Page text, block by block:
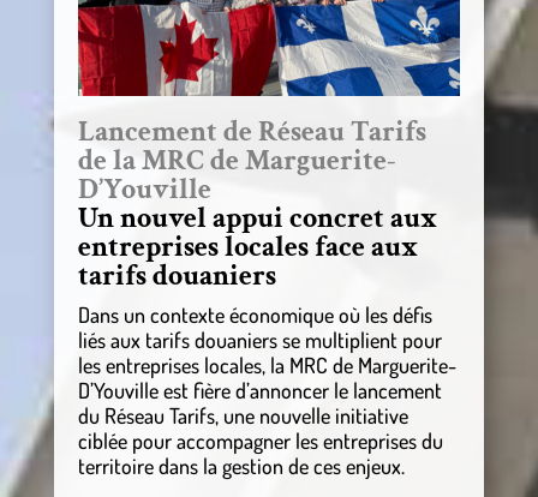
Lancement de Réseau Tarifs
de la MRC de Marguerite-
D’Youville
Un nouvel appui concret aux
entreprises locales face aux
tarifs douaniers
Dans un contexte économique où les défis
liés aux tarifs douaniers se multiplient pour
les entreprises locales, la MRC de Marguerite-
D’Youville est fière d’annoncer le lancement
du Réseau Tarifs, une nouvelle initiative
ciblée pour accompagner les entreprises du
territoire dans la gestion de ces enjeux.